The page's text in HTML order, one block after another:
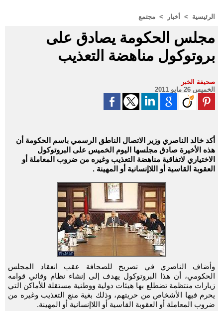
الرئيسية > أخبار > مجتمع
مجلس الحكومة يصادق على
بروتوكول مناهضة التعذيب
صحيفة الخبر
الخميس 26 مايو 2011
أكد خالد الناصري وزير الاتصال الناطق الرسمي باسم الحكومة أن
هذه الأخيرة صادق مجلسها اليوم الخميس على البروتوكول
الاختياري لاتفاقية مناهضة التعذيب وغيره من ضروب المعاملة أو
العقوبة القاسية أو اللاإنسانية أو المهينة .
وأضاف الناصري في تصريح للصحافة عقب انعقاد المجلس
الحكومي، أن هذا البروتوكول يهدف إلى إنشاء نظام وقائي قوامه
زيارات منتظمة تضطلع بها هيئات دولية ووطنية مستقلة للأماكن التي
يحرم فيها الأشخاص من حريتهم، وذلك بغية منع التعذيب وغيره من
ضروب المعاملة أو العقوبة القاسية أو اللاإنسانية أو المهينة.